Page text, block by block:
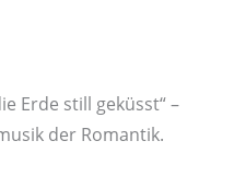
Erde still geküsst“ –
der Romantik.